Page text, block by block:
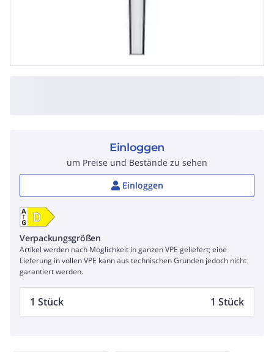
Einloggen
um Preise und Bestände zu sehen
Einloggen
Verpackungsgrößen
Artikel werden nach Möglichkeit in ganzen VPE geliefert; eine
Lieferung in vollen VPE kann aus technischen Gründen jedoch nicht
garantiert werden.
1 Stück 1 Stück